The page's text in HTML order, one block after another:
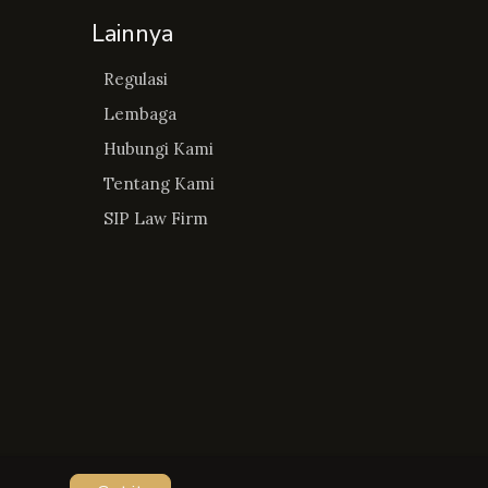
Lainnya
Regulasi
Lembaga
Hubungi Kami
Tentang Kami
SIP Law Firm